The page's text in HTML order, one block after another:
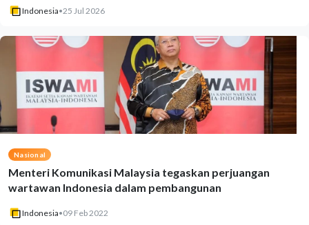
Indonesia•25 Jul 2026
Nasional
Menteri Komunikasi Malaysia tegaskan perjuangan
wartawan Indonesia dalam pembangunan
Indonesia•09 Feb 2022